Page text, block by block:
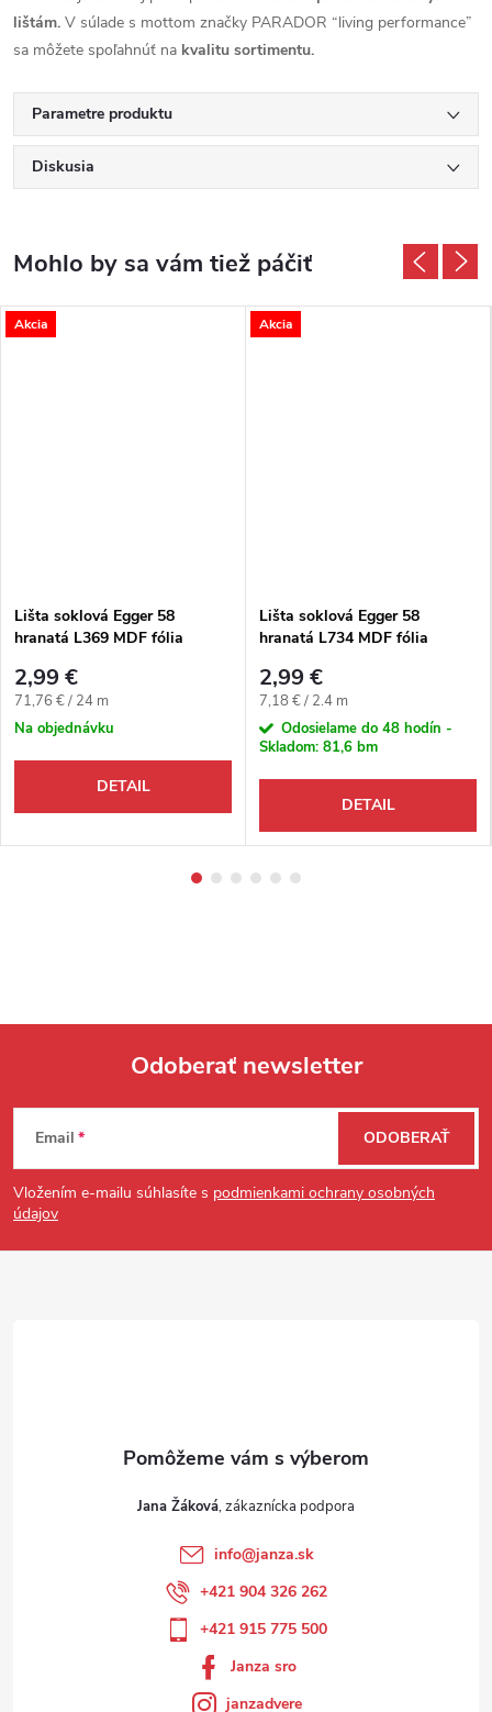
lištám. V súlade s mottom značky PARADOR “living performance”
sa môžete spoľahnúť na kvalitu sortimentu.
Parametre produktu
Diskusia
Akcia
Lišta soklová Egger 58
hranatá L369 MDF fólia
2,99 €
Jednotková cena:
71,76 € / 24 m
Na objednávku
DETAIL
Akcia
Lišta soklová Egger 58
hranatá L734 MDF fólia
2,99 €
Jednotková cena:
7,18 € / 2.4 m
Odosielame do 48 hodín -
Skladom: 81,6 bm
DETAIL
Zápätie
Odoberať newsletter
Email
Vložením e-mailu súhlasíte s podmienkami ochrany osobných
údajov
ODOBERAŤ
Jana Žáková
info@janza.sk
+421 904 326 262
+421 915 775 500
Janza sro
janzadvere